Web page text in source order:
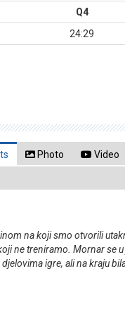
Q4
24:29
Photo Video
na koji smo otvorili
ne treniramo. Mornar se
igre, ali na kraju